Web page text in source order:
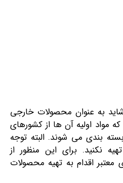
به عنوان محصولات خارجی
مواد اولیه آن ها از کشورهای
بندی می شوند. البته توجه
نکنید. برای این منظور از
معتبر اقدام به تهیه محصولات